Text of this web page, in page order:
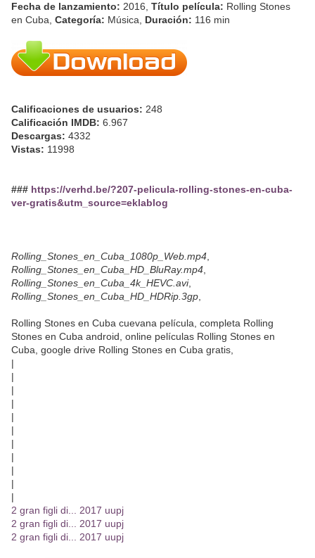
Fecha de lanzamiento: 2016, Título película: Rolling Stones
en Cuba, Categoría: Música, Duración: 116 min
Calificaciones de usuarios: 248
Calificación IMDB: 6.967
Descargas: 4332
Vistas: 11998
### https://verhd.be/?207-pelicula-rolling-stones-en-cuba-
ver-gratis&utm_source=eklablog
Rolling_Stones_en_Cuba_1080p_Web.mp4
Rolling_Stones_en_Cuba_HD_BluRay.mp4
Rolling_Stones_en_Cuba_4k_HEVC.avi,
Rolling_Stones_en_Cuba_HD_HDRip.3gp
Rolling Stones en Cuba cuevana película, completa Rolling
Stones en Cuba android, online películas Rolling Stones en
Cuba, google drive Rolling Stones en Cuba gratis,
|
|
|
|
|
|
|
|
|
|
|
2 gran figli di... 2017 uupj
2 gran figli di... 2017 uupj
2 gran figli di... 2017 uupj